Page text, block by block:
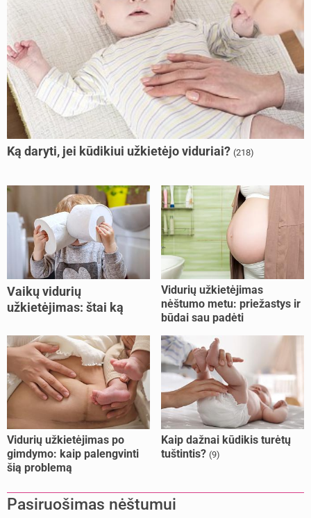
Ką daryti, jei kūdikiui užkietėjo viduriai? (218)
Vaikų vidurių
užkietėjimas: štai ką
Vidurių užkietėjimas
nėštumo metu: priežastys ir
būdai sau padėti
Vidurių užkietėjimas po
gimdymo: kaip palengvinti
šią problemą
Kaip dažnai kūdikis turėtų
tuštintis? (9)
Pasiruošimas nėštumui